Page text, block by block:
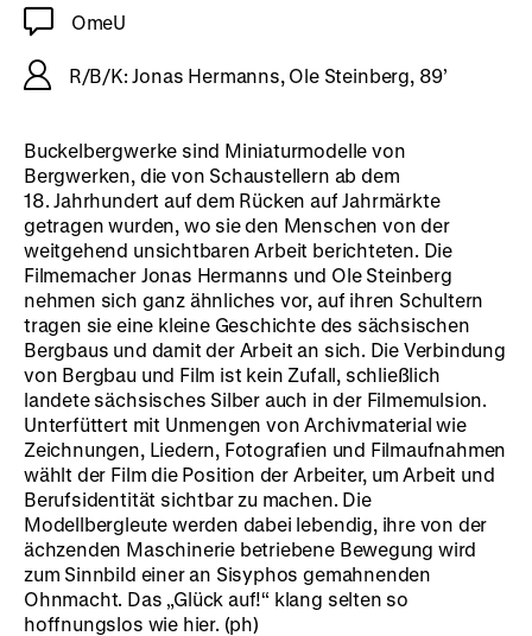
OmeU
R/B/K: Jonas Hermanns, Ole Steinberg, 89’
Buckelbergwerke sind Miniaturmodelle von
Bergwerken, die von Schaustellern ab dem
18. Jahrhundert auf dem Rücken auf Jahrmärkte
getragen wurden, wo sie den Menschen von der
weitgehend unsichtbaren Arbeit berichteten. Die
Filmemacher Jonas Hermanns und Ole Steinberg
nehmen sich ganz ähnliches vor, auf ihren Schultern
tragen sie eine kleine Geschichte des sächsischen
Bergbaus und damit der Arbeit an sich. Die Verbindung
von Bergbau und Film ist kein Zufall, schließlich
landete sächsisches Silber auch in der Filmemulsion.
Unterfüttert mit Unmengen von Archivmaterial wie
Zeichnungen, Liedern, Fotografien und Filmaufnahmen
wählt der Film die Position der Arbeiter, um Arbeit und
Berufsidentität sichtbar zu machen. Die
Modellbergleute werden dabei lebendig, ihre von der
ächzenden Maschinerie betriebene Bewegung wird
zum Sinnbild einer an Sisyphos gemahnenden
Ohnmacht. Das „Glück auf!“ klang selten so
hoffnungslos wie hier. (ph)